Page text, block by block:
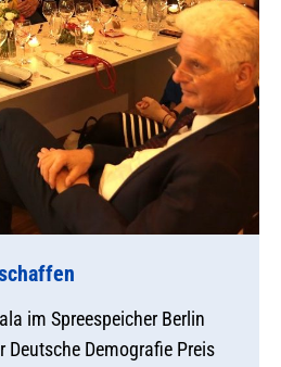
im Spreespeicher Berlin
Demografie Preis